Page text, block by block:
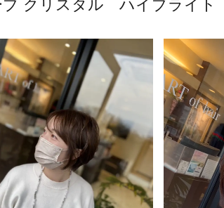
ブ クリスタル ハイブライト